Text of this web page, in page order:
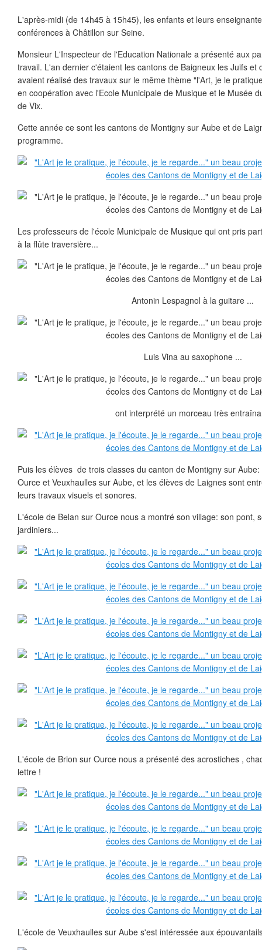
L'après-midi (de 14h45 à 15h45), les enfants et leurs
conférences à Châtillon sur Seine.
Monsieur L'Inspecteur de l'Education Nationale a présenté aux
travail. L'an dernier c'étaient les cantons de Baigneux les Juifs et
avaient réalisé des travaux sur le même thème "l'Art, je le
en coopération avec l'Ecole Municipale de Musique et le Musée
de Vix.
Cette année ce sont les cantons de Montigny sur Aube et de
programme.
Les professeurs de l'école Municipale de Musique qui ont pris
à la flûte traversière...
Antonin Lespagnol à la guitare ...
Luis Vina au saxophone ...
ont interprété un morceau très
Puis les élèves de trois classes du canton de Montigny sur
Ource et Veuxhaulles sur Aube, et les élèves de Laignes sont
leurs travaux visuels et sonores.
L'école de Belan sur Ource nous a montré son village: son pont,
jardiniers...
L'école de Brion sur Ource nous a présenté des acrostiches ,
lettre !
L'école de Veuxhaulles sur Aube s'est intéressée aux